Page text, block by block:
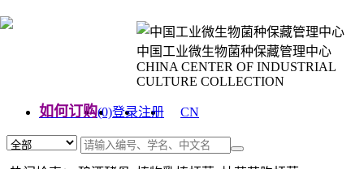
中国工业微生物菌种保藏管理中心
CHINA CENTER OF INDUSTRIAL
CULTURE COLLECTION
如何订购(0)登录注册
CN